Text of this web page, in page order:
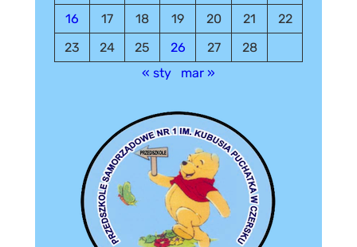
16
17 18 19 20 21
22
23
24 25 26 27
28
« sty
mar »